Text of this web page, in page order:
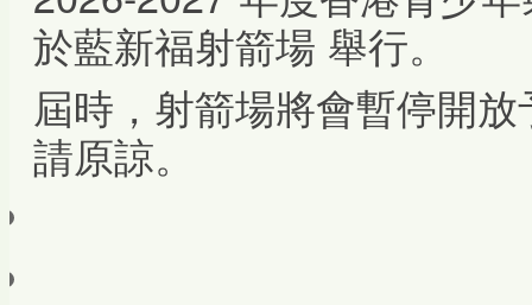
於藍新福射箭場 舉行。
屆時，射箭場將會暫停開
請原諒。